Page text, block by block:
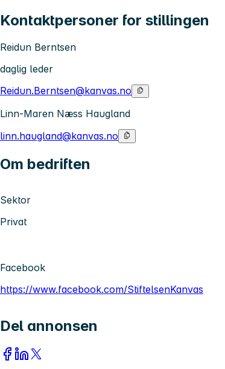
Kontaktpersoner for stillingen
Reidun Berntsen
daglig leder
Reidun.Berntsen@kanvas.no
Linn-Maren Næss Haugland
linn.haugland@kanvas.no
Om bedriften
Sektor
Privat
Facebook
https://www.facebook.com/StiftelsenKanvas
Del annonsen